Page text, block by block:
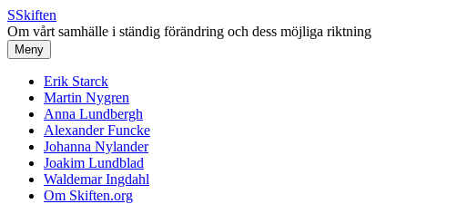
SSkiften
Om vårt samhälle i ständig förändring och dess möjliga riktning
Meny
Erik Starck
Martin Nygren
Anna Lundbergh
Alexander Funcke
Johanna Nylander
Joakim Lundblad
Waldemar Ingdahl
Om Skiften.org